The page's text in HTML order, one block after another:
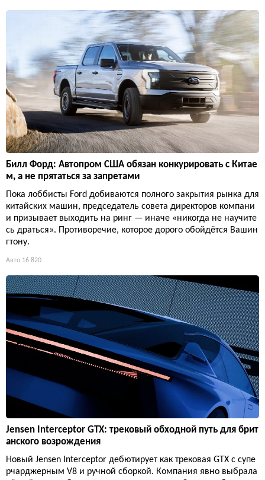
Билл Форд: Автопром США обязан конкурировать с Китае
м, а не прятаться за запретами
Пока лоббисты Ford добиваются полного закрытия рынка для
китайских машин, председатель совета директоров компани
и призывает выходить на ринг — иначе «никогда не научите
сь драться». Противоречие, которое дорого обойдётся Вашин
гтону.
Авто 16 820
Jensen Interceptor GTX: трековый обходной путь для брит
анского возрождения
Новый Jensen Interceptor дебютирует как трековая GTX с супе
рчарджерным V8 и ручной сборкой. Компания явно выбрала